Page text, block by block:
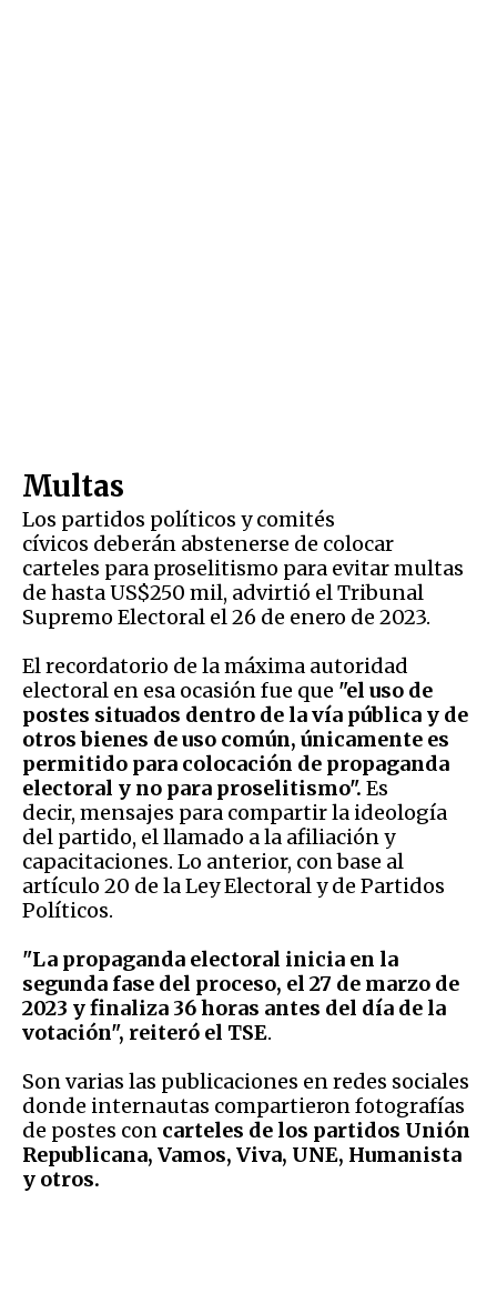
Multas
Los partidos políticos y comités
cívicos deberán abstenerse de colocar
carteles para proselitismo para evitar multas
de hasta US$250 mil, advirtió el Tribunal
Supremo Electoral el 26 de enero de 2023.
El recordatorio de la máxima autoridad
electoral en esa ocasión fue que "el uso de
postes situados dentro de la vía pública y de
otros bienes de uso común, únicamente es
permitido para colocación de propaganda
electoral y no para proselitismo". Es
decir, mensajes para compartir la ideología
del partido, el llamado a la afiliación y
capacitaciones. Lo anterior, con base al
artículo 20 de la Ley Electoral y de Partidos
Políticos.
"La propaganda electoral inicia en la
segunda fase del proceso, el 27 de marzo de
2023 y finaliza 36 horas antes del día de la
votación", reiteró el TSE.
Son varias las publicaciones en redes sociales
donde internautas compartieron fotografías
de postes con carteles de los partidos Unión
Republicana, Vamos, Viva, UNE, Humanista
y otros.